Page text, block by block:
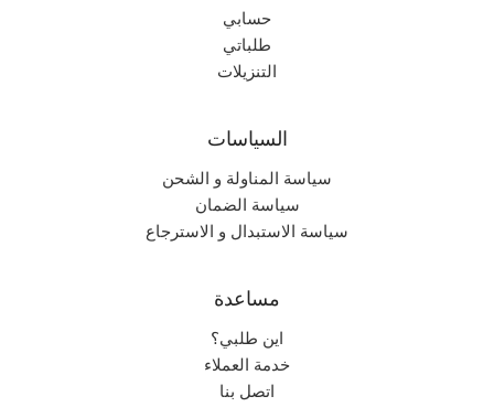
حسابي
طلباتي
التنزيلات
السياسات
سياسة المناولة و الشحن
سياسة الضمان
سياسة الاستبدال و الاسترجاع
مساعدة
اين طلبي؟
خدمة العملاء
اتصل بنا